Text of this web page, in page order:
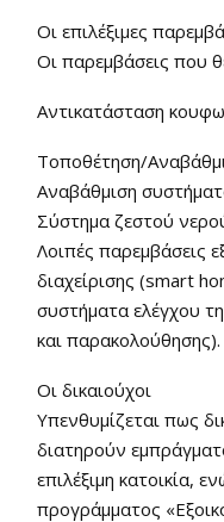
Οι επιλέξιμες
Οι παρεμβάσεις που
Αντικατάσταση
Τοποθέτηση/
Αναβάθμιση
Σύστημα ζεστού
Λοιπές παρεμβάσεις
διαχείρισης (smart
συστήματα ελέγχου
και παρακολούθησης).
Οι δικαιούχοι
Υπενθυμίζεται πως
διατηρούν
επιλέξιμη κατοικία,
προγράμματος